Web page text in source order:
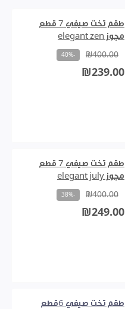
طقم تخت صيفي 7 قطع
مجوز elegant zen
₪400.00
-40%
₪239.00
طقم تخت صيفي 7 قطع
مجوز elegant july
₪400.00
-38%
₪249.00
طقم تخت صيفي 6قطع